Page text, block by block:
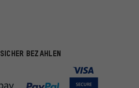
SICHER BEZAHLEN